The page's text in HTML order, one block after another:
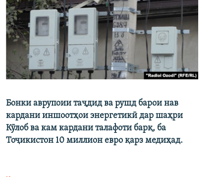
Бонки аврупоии таҷдид ва рушд барои нав
кардани иншоотҳои энергетикӣ дар шаҳри
Кӯлоб ва кам кардани талафоти барқ, ба
Тоҷикистон 10 миллион евро қарз медиҳад.